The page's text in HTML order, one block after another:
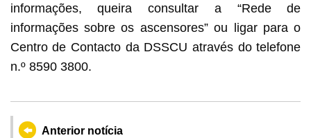
informações, queira consultar a “Rede de
informações sobre os ascensores” ou ligar para o
Centro de Contacto da DSSCU através do telefone
n.º 8590 3800.
Anterior notícia